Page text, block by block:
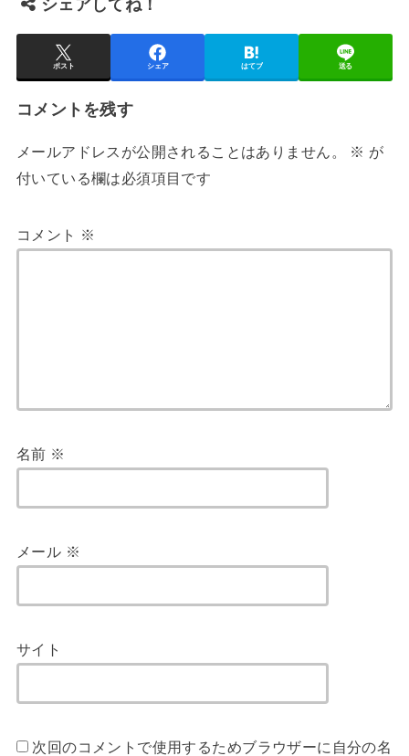
シェアしてね！
ポスト シェア はてブ 送る
コメントを残す
メールアドレスが公開されることはありません。 ※ が
付いている欄は必須項目です
コメント ※
名前 ※
メール ※
サイト
次回のコメントで使用するためブラウザーに自分の名